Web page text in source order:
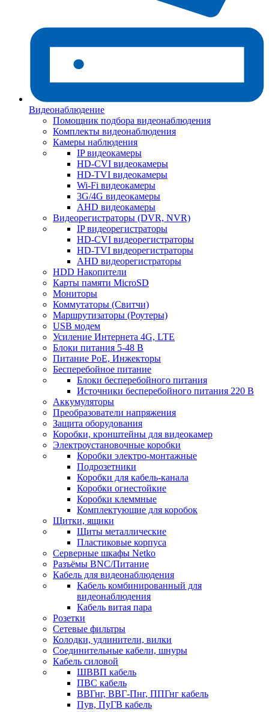
Видеонаблюдение
Помощник подбора видеонаблюдения
Комплекты видеонаблюдения
Камеры наблюдения
IP видеокамеры
HD-CVI видеокамеры
HD-TVI видеокамеры
Wi-Fi видеокамеры
3G/4G видеокамеры
AHD видеокамеры
Видеорегистраторы (DVR, NVR)
IP видеорегистраторы
HD-CVI видеорегистраторы
HD-TVI видеорегистраторы
AHD видеорегистраторы
HDD Накопители
Карты памяти MicroSD
Мониторы
Коммутаторы (Свитчи)
Маршрутизаторы (Роутеры)
USB модем
Усиление Интернета 4G, LTE
Блоки питания 5-48 В
Питание PoE, Инжекторы
Бесперебойное питание
Блоки бесперебойного питания
Источники бесперебойного питания 220 В
Аккумуляторы
Преобразователи напряжения
Защита оборудования
Коробки, кронштейны для видеокамер
Электроустановочные коробки
Коробки электро-монтажные
Подрозетники
Коробки для кабель-канала
Коробки огнестойкие
Коробки клеммные
Комплектующие для коробок
Щитки, ящики
Щиты металлические
Пластиковые корпуса
Серверные шкафы Netko
Разъёмы BNC/Питание
Кабель для видеонаблюдения
Кабель комбинированный для
видеонаблюдения
Кабель витая пара
Розетки
Сетевые фильтры
Колодки, удлинители, вилки
Соединительные кабели, шнуры
Кабель силовой
ШВВП кабель
ПВС кабель
ВВГнг, ВВГ-Пнг, ППГнг кабель
Пув, ПуГВ кабель